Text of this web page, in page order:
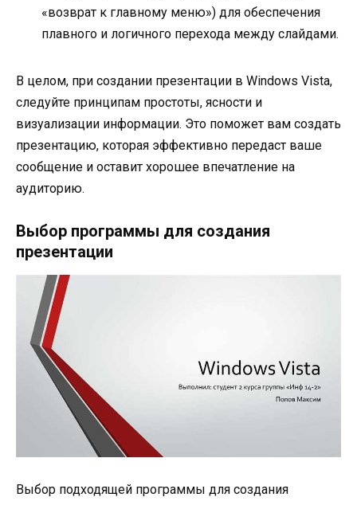
«возврат к главному меню») для обеспечения
плавного и логичного перехода между слайдами.
В целом, при создании презентации в Windows Vista,
следуйте принципам простоты, ясности и
визуализации информации. Это поможет вам создать
презентацию, которая эффективно передаст ваше
сообщение и оставит хорошее впечатление на
аудиторию.
Выбор программы для создания
презентации
Выбор подходящей программы для создания